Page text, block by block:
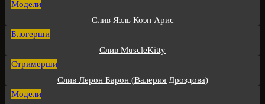
Модели
Слив Яэль Коэн Арис
Блогерши
Слив MuscleKitty
Стримерши
Слив Лерон Барон (Валерия Дроздова)
Модели